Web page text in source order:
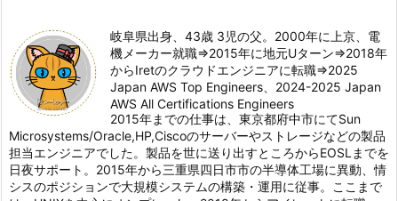
岐阜県出身、43歳 3児の父。2000年に上京、電
機メーカー就職⇒2015年に地元Uターン⇒2018年
からIretのクラウドエンジニアに転職⇒2025
Japan AWS Top Engineers、2024-2025 Japan
AWS All Certifications Engineers
2015年までの仕事は、東京都府中市にてSun
Microsystems/Oracle,HP,Ciscoのサーバーやストレージなどの製品
担当エンジニアでした。製品を世に送り出すところからEOSLまでを
日夜サポート。2015年から三重県四日市市の半導体工場に異動、情
シスのポジションで大規模システムの構築・運用に従事。ここまで